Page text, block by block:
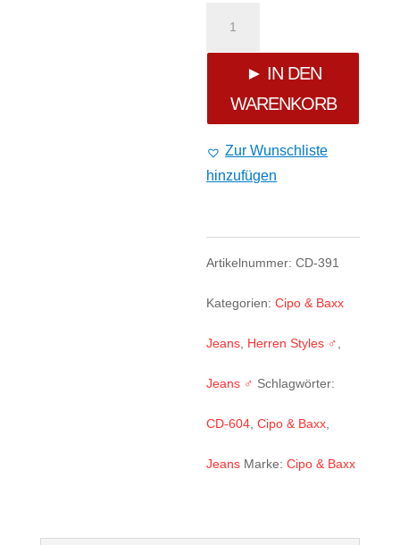
Cipo
Baxx
Jeans
CD-
Menge
► IN DEN
WARENKORB
Zur Wunschliste
hinzufügen
Artikelnummer:CD-391
Kategorien:Cipo & Baxx
Jeans Herren Styles ♂
Jeans ♂ Schlagwörter:
CD-604 ,Cipo & Baxx
Jeans Marke:Cipo & Baxx